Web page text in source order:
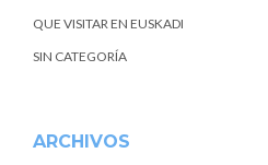
QUE VISITAR EN EUSKADI
SIN CATEGORÍA
ARCHIVOS